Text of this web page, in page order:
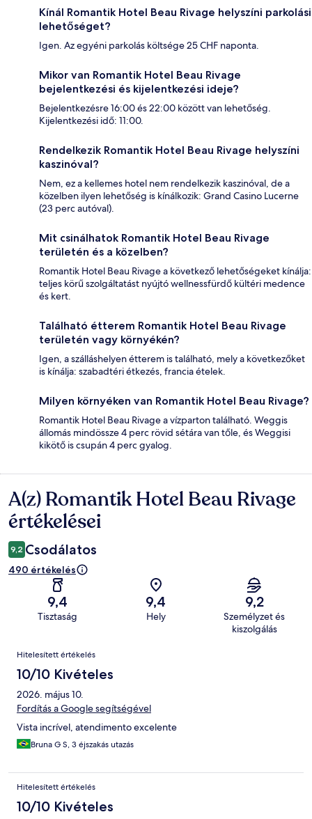
Kínál Romantik Hotel Beau Rivage helyszíni parkolási
lehetőséget?
Igen. Az egyéni parkolás költsége 25 CHF naponta.
Mikor van Romantik Hotel Beau Rivage
bejelentkezési és kijelentkezési ideje?
Bejelentkezésre 16:00 és 22:00 között van lehetőség.
Kijelentkezési idő: 11:00.
Rendelkezik Romantik Hotel Beau Rivage helyszíni
kaszinóval?
Nem, ez a kellemes hotel nem rendelkezik kaszinóval, de a
közelben ilyen lehetőség is kínálkozik: Grand Casino Lucerne
(23 perc autóval).
Mit csinálhatok Romantik Hotel Beau Rivage
területén és a közelben?
Romantik Hotel Beau Rivage a következő lehetőségeket kínálja:
teljes körű szolgáltatást nyújtó wellnessfürdő kültéri medence
és kert.
Található étterem Romantik Hotel Beau Rivage
területén vagy környékén?
Igen, a szálláshelyen étterem is található, mely a következőket
is kínálja: szabadtéri étkezés, francia ételek.
Milyen környéken van Romantik Hotel Beau Rivage?
Romantik Hotel Beau Rivage a vízparton található. Weggis
állomás mindössze 4 perc rövid sétára van tőle, és Weggisi
kikötő is csupán 4 perc gyalog.
Értékelések
A(z) Romantik Hotel Beau Rivage
értékelései
9,2 Csodálatos
490 értékelés
9,4
Tisztaság
9,4
Hely
9,2
Személyzet és
kiszolgálás
Értékelések
Hitelesített értékelés
10/10 Kivételes
2026. május 10.
Fordítás a Google segítségével
Vista incrível, atendimento excelente
Bruna G S, 3 éjszakás utazás
Hitelesített értékelés
10/10 Kivételes